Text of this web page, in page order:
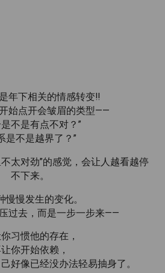
年下相关的情感转变!!
始点开会皱眉的类型——
是不是有点不对？”
是不是越界了？”
太对劲”的感觉，会让人越看越停
不下来。
慢慢发生的变化。
过去，而是一步一步来——
习惯他的存在，
你开始依赖，
好像已经没办法轻易抽身了。